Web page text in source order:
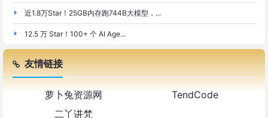
近1.8万Star！25GB内存跑744B大模型，...
12.5 万 Star！100+ 个 AI Age...
友情链接
萝卜兔资源网
TendCode
二丫讲梵